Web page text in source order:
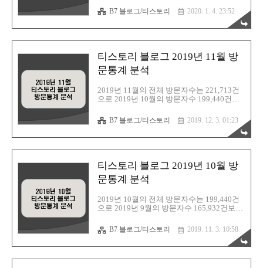
구글 58.32%, 다음 25.88%, 네이버 13.71%,
빙 0.99%, 기타 1.10% 순으로 구글이 검색순
위 상위를 차지하였고, 네이버 검색은 조금
방문자수와 블로그 검색 유입 통계자료를 분
석하여 정리해본다. 1. 티스토리 블로그 검색
유입(티스토리 방문통계) 2. 네이버 애널리틱
스 차트 분석 티스토리 블로그 2019년 12월
방문통계 분석 티스토리 블로그 2019년 11
월 방문통계 분석 :
https://barista7.tistory.com/1974 티스토리 블
로그 2019년 10월 방문통계 분석 : h..
B7 블로그/티스토리 2020. 1. 4. 23:52
티스토리 블로그 2019년 11월 방
문통계 분석
2019년 11월의 전체 방문자수는 221,713건
으로 2019년 10월의 방문자수 199,440건보
은 구글 66.01%, 다음 22.16%, 네이버 9.77%,
빙 1.03%, 기타 1.02% 순으로 구글이 검색순
위 상위를 차지하였고, 네이버에서의 검색이
안의 방문자수와 블로그 검색 유입 통계자료
를 분석하여 정리해본다. 1. 티스토리 블로그
검색유입(티스토리 방문통계) 2. 네이버 애널
리틱스 차트 분석 티스토리 블로그 2019년
11월 방문통계 분석 티스토리 블로그 2019
년 10월 방문통계 분석 :
https://barista7.tistory.com/1879 티스토리 블
로그 2019년 9월 방문통계 분석 :..
B7 블로그/티스토리 2019. 12. 3. 01:23
티스토리 블로그 2019년 10월 방
문통계 분석
2019년 10월의 전체 방문자수는 199,440건
으로 2019년 9월의 방문자수 165,932건보다
구글 67.81%, 다음 28.50%, 빙 1.26%, 네이버
1.14%, 기타 1.29% 순으로 구글이 검색순위
상위를 차지하였다. 2019년 10월 한달동안
분석하여 정리해본다. 1. 티스토리 블로그 검
B7 블로그/티스토리 2019. 11. 3. 10:58